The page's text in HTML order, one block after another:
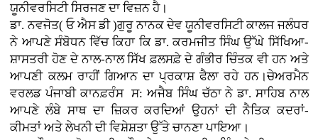
ਯੂਨੀਵਰਸਿਟੀ ਸਿਰਜਣ ਦਾ ਵਿਜ਼ਨ ਹੈ।
ਡਾ. ਨਵਜੋਤ( ਓ ਐਸ ਡੀ )ਗੁਰੂ ਨਾਨਕ ਦੇਵ ਯੂਨੀਵਰਸਿਟੀ ਕਾਲਜ ਜਲੰਧਰ
ਨੇ ਆਪਣੇ ਸੰਬੋਧਨ ਵਿੱਚ ਕਿਹਾ ਕਿ ਡਾ. ਕਰਮਜੀਤ ਸਿੰਘ ਉੱਘੇ ਸਿੱਖਿਆ-
ਸ਼ਾਸਤਰੀ ਹੋਣ ਦੇ ਨਾਲ-ਨਾਲ ਸਿੱਖ ਫ਼ਲਸਫ਼ੇ ਦੇ ਗੰਭੀਰ ਚਿੰਤਕ ਵੀ ਹਨ ਅਤੇ
ਆਪਣੀ ਕਲਮ ਰਾਹੀਂ ਗਿਆਨ ਦਾ ਪ੍ਰਕਾਸ਼ ਫੈਲਾ ਰਹੇ ਹਨ।ਚੇਅਰਮੈਨ
ਵਰਲਡ ਪੰਜਾਬੀ ਕਾਨਫ਼ਰੰਸ ਸ: ਅਜੈਬ ਸਿੰਘ ਚੱਠਾ ਨੇ ਡਾ. ਸਾਹਿਬ ਨਾਲ
ਆਪਣੇ ਲੰਬੇ ਸਾਥ ਦਾ ਜ਼ਿਕਰ ਕਰਦਿਆਂ ਉਹਨਾਂ ਦੀ ਨੈਤਿਕ ਕਦਰਾਂ-
ਕੀਮਤਾਂ ਅਤੇ ਲੇਖਨੀ ਦੀ ਵਿਸ਼ੇਸ਼ਤਾ ਉੱਤੇ ਚਾਨਣਾ ਪਾਇਆ।